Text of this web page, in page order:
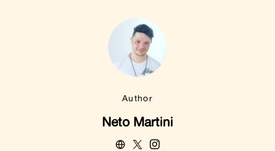
Author
Neto Martini